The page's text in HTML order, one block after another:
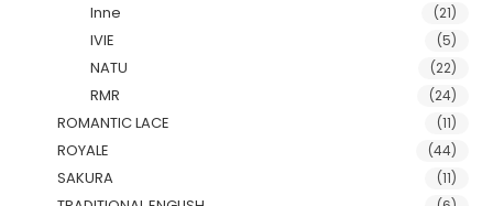
Inne (21)
IVIE (5)
NATU (22)
RMR (24)
ROMANTIC LACE (11)
ROYALE (44)
SAKURA (11)